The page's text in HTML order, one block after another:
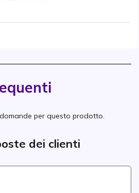
per questo prodotto.
dei clienti